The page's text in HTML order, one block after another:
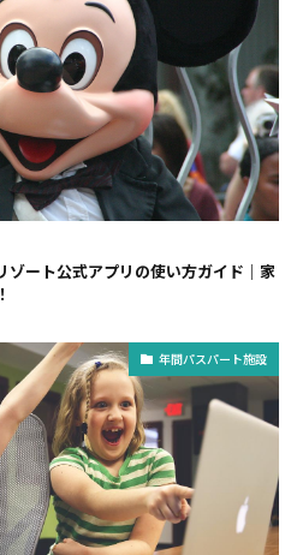
ゾート公式アプリの使い方ガイド｜家
年間パスパート施設